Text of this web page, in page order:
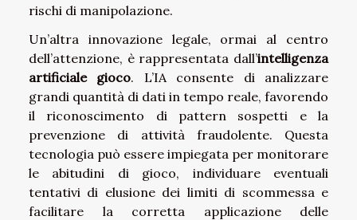
rischi di manipolazione.
Un’altra innovazione legale, ormai al centro
dell’attenzione, è rappresentata dall’intelligenza
artificiale gioco. L’IA consente di analizzare
grandi quantità di dati in tempo reale, favorendo
il riconoscimento di pattern sospetti e la
prevenzione di attività fraudolente. Questa
tecnologia può essere impiegata per monitorare
le abitudini di gioco, individuare eventuali
tentativi di elusione dei limiti di scommessa e
facilitare la corretta applicazione delle